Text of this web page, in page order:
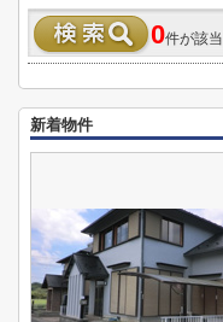
0件が該当
新着物件